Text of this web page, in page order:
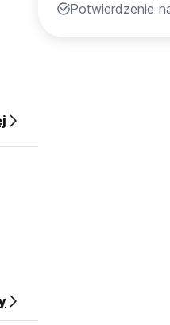
Potwierdzenie